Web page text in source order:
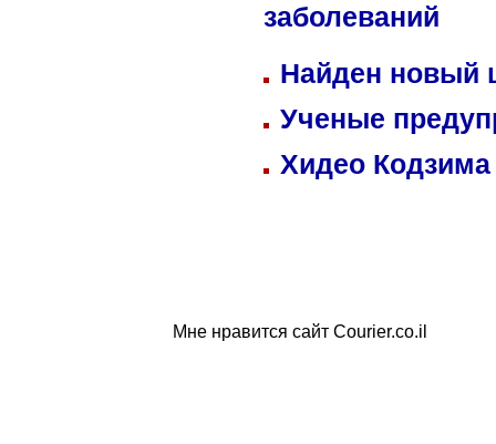
заболеваний
Найден
Ученые
Хидео
Мне нравится сайт Courier.co.il